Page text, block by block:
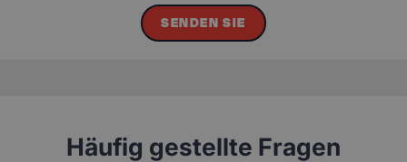
SENDEN SIE
Häufig gestellte Fragen